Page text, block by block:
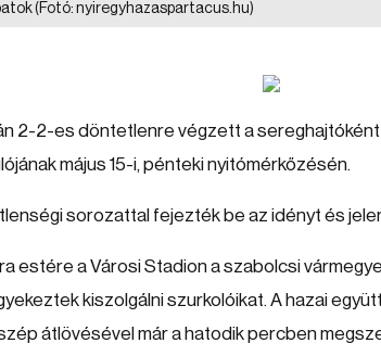
(Fotó: nyiregyhazaspartacus.hu)
2-2-es döntetlenre végzett a
május 15-i, pénteki nyitómérkőzésén.
sorozattal fejezték be az idényt és
estére a Városi Stadion a szabolcsi
kiszolgálni szurkolóikat. A hazai
átlövésével már a hatodik percben